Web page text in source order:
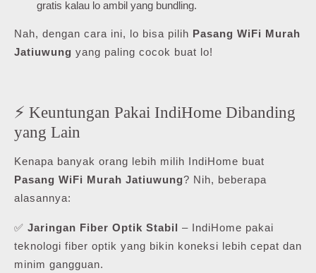
gratis kalau lo ambil yang bundling.
Nah, dengan cara ini, lo bisa pilih Pasang WiFi Murah
Jatiuwung yang paling cocok buat lo!
⚡ Keuntungan Pakai IndiHome Dibanding
yang Lain
Kenapa banyak orang lebih milih IndiHome buat
Pasang WiFi Murah Jatiuwung? Nih, beberapa
alasannya:
✅ Jaringan Fiber Optik Stabil – IndiHome pakai
teknologi fiber optik yang bikin koneksi lebih cepat dan
minim gangguan.